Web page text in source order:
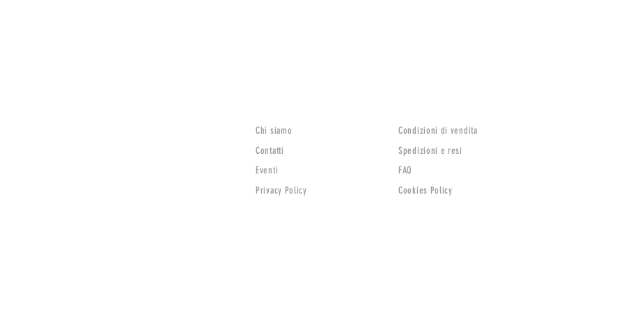
Chi siamo
Contatti
Eventi
Privacy Policy
Condizioni di vendita
Spedizioni e resi
FAQ
Cookies Policy